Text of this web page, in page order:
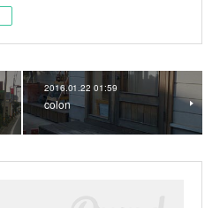
2016.01.22 01:59
colon